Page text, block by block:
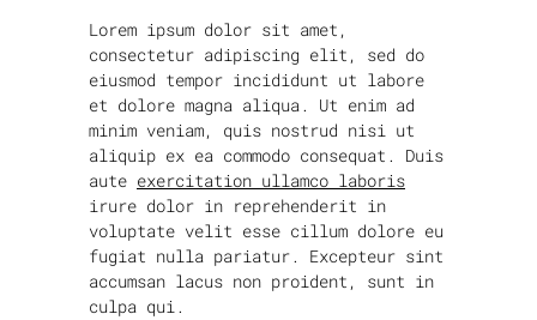
Lorem ipsum dolor sit amet,
consectetur adipiscing elit, sed do
eiusmod tempor incididunt ut labore
et dolore magna aliqua. Ut enim ad
minim veniam, quis nostrud nisi ut
aliquip ex ea commodo consequat. Duis
aute exercitation ullamco laboris
irure dolor in reprehenderit in
voluptate velit esse cillum dolore eu
fugiat nulla pariatur. Excepteur sint
accumsan lacus non proident, sunt in
culpa qui.